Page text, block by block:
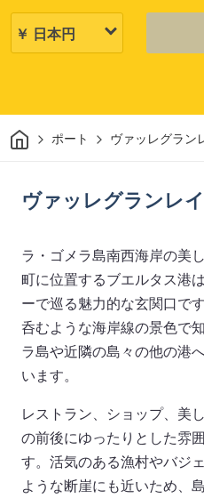
家 ポート ヴァッレグラン
ヴァッレグランレ
ラ・ゴメラ島南西海岸の美
町に位置するブエルタス港
ーで巡る魅力的な玄関口で
呑むような海岸線の景色で
ラ島や近隣の島々の他の港
います。
レストラン、ショップ、美
の前後にゆったりとした雰
す。活気のある漁村やバジ
ような断崖にも近いため、